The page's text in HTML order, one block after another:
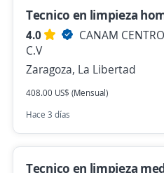
Tecnico en limpieza
4.0
CANAM
C.V
Zaragoza, La Libertad
408.00 US$ (Mensual)
Hace 3 días
Tecnico en limpieza